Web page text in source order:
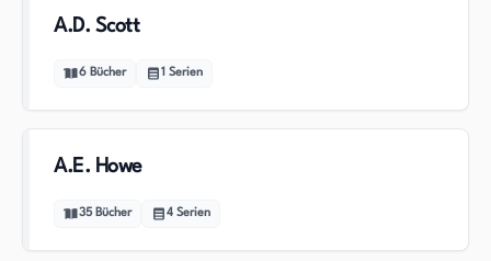
A.D. Scott
6 Bücher 1 Serien
A.E. Howe
35 Bücher 4 Serien